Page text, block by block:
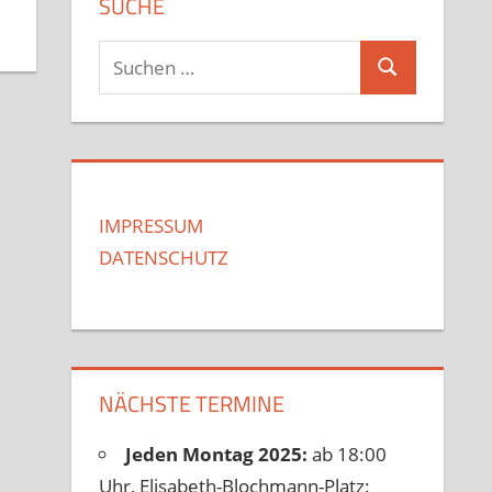
Suchen
nach:
Suchen
IMPRESSUM
DATENSCHUTZ
NÄCHSTE TERMINE
Jeden Montag 2025:ab 18:00
Uhr, Elisabeth-Blochmann-Platz: